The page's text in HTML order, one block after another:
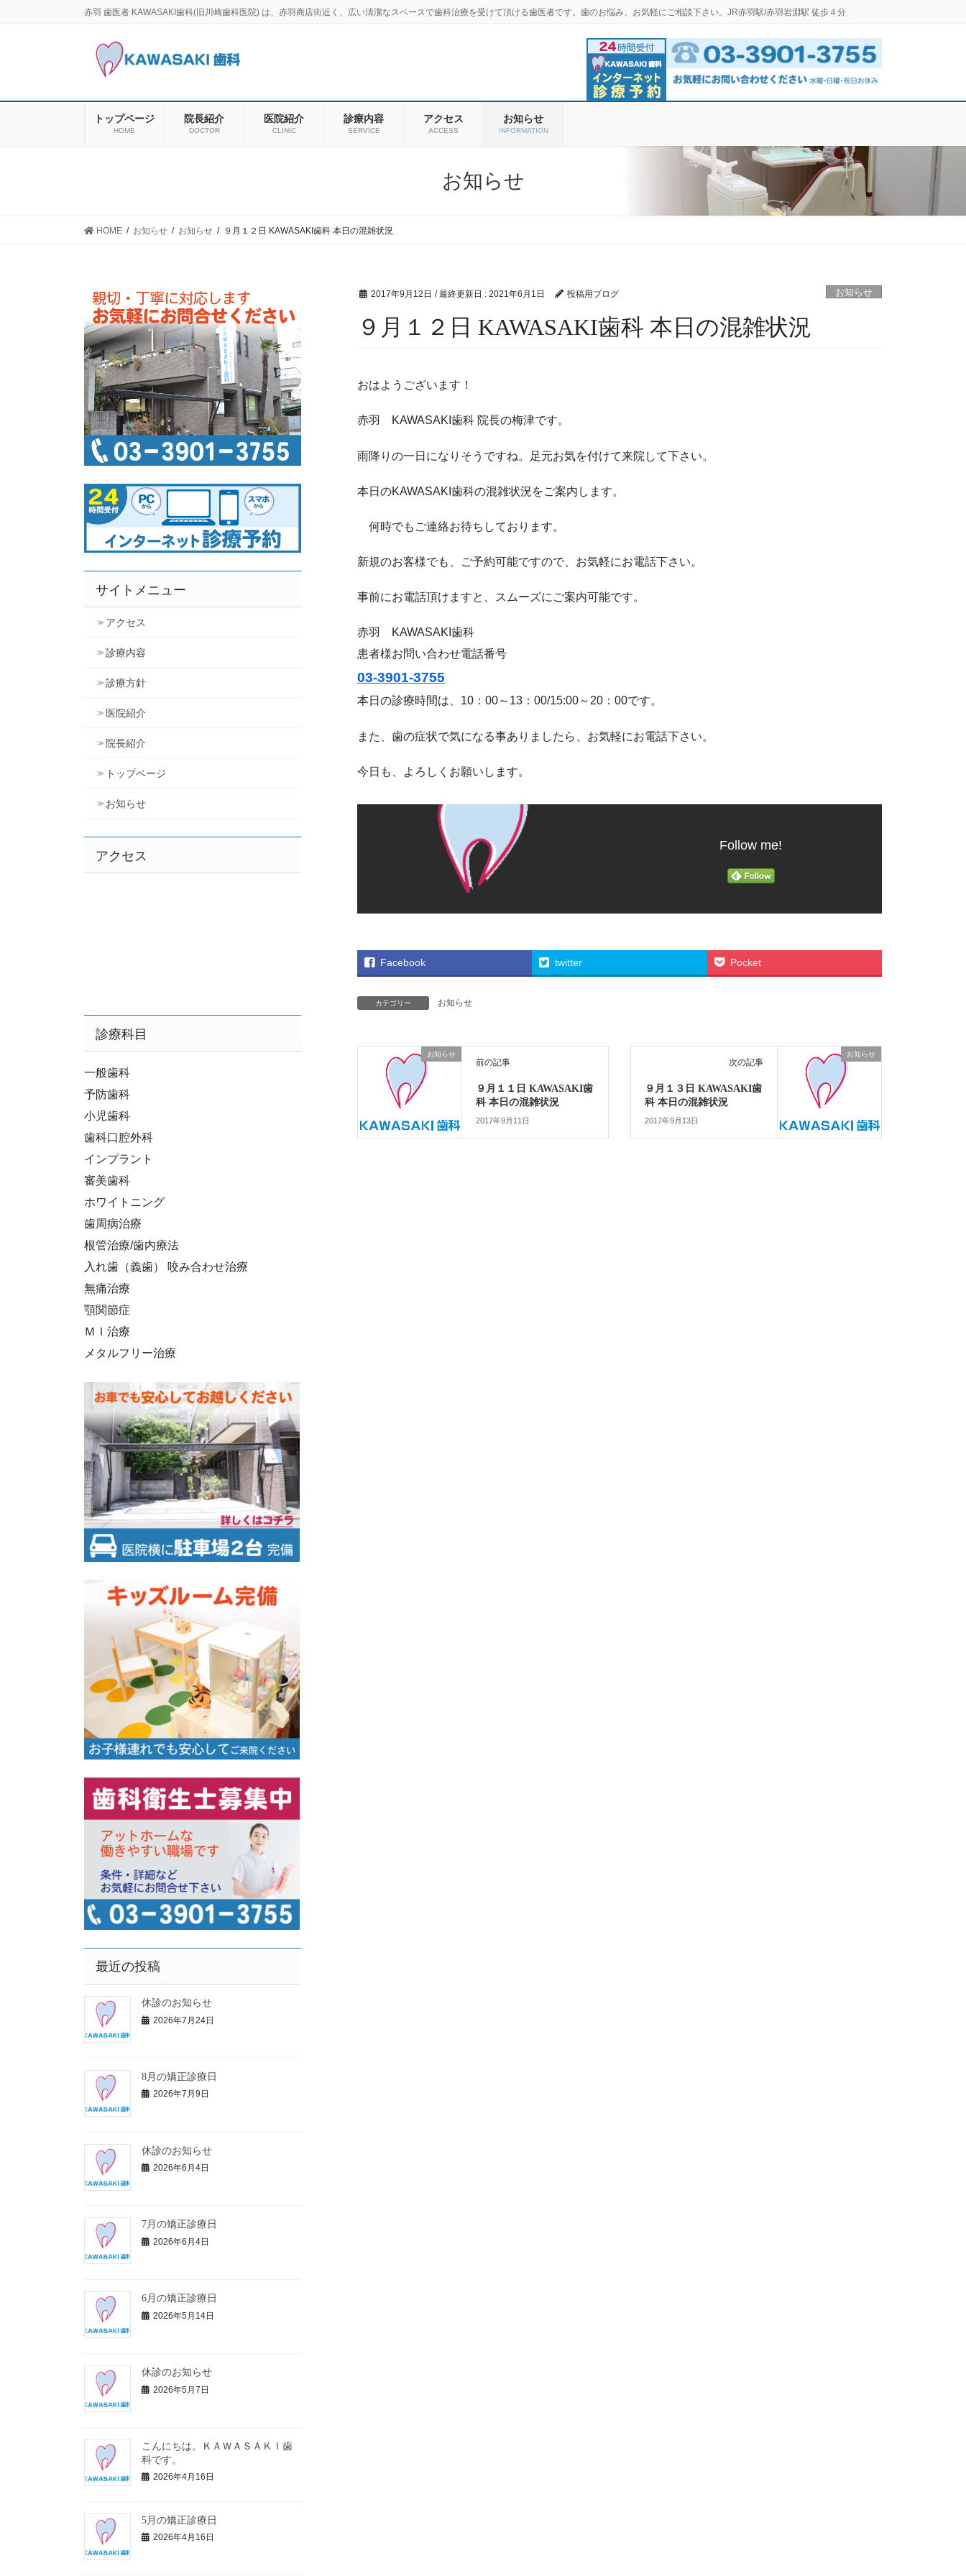
赤羽 歯医者 KAWASAKI歯科(旧川崎歯科医院) は、赤羽商店街近く、広い清潔なスペースで歯科治療を受けて頂ける歯医者です。歯のお悩み、お気軽にご相談下さい。JR赤羽駅/赤羽岩淵駅 徒歩４分
トップページ
HOME
院長紹介
DOCTOR
医院紹介
CLINIC
診療内容
SERVICE
アクセス
ACCESS
お知らせ
INFORMATION
お知らせ
HOME お知らせ お知らせ ９月１２日 KAWASAKI歯科 本日の混雑状況
2017年9月12日 / 最終更新日 : 2021年6月1日 投稿用ブログ お知らせ
９月１２日 KAWASAKI歯科 本日の混雑状況
おはようございます！
赤羽 KAWASAKI歯科 院長の梅津です。
雨降りの一日になりそうですね。足元お気を付けて来院して下さい。
本日のKAWASAKI歯科の混雑状況をご案内します。
何時でもご連絡お待ちしております。
新規のお客様でも、ご予約可能ですので、お気軽にお電話下さい。
事前にお電話頂けますと、スムーズにご案内可能です。
赤羽 KAWASAKI歯科
患者様お問い合わせ電話番号
03-3901-3755
本日の診療時間は、10：00～13：00/15:00～20：00です。
また、歯の症状で気になる事ありましたら、お気軽にお電話下さい。
今日も、よろしくお願いします。
Follow me!
Facebook twitter Pocket
カテゴリー お知らせ
お知らせ
前の記事
９月１１日 KAWASAKI歯
科 本日の混雑状況
2017年9月11日
お知らせ
次の記事
９月１３日 KAWASAKI歯
科 本日の混雑状況
2017年9月13日
サイトメニュー
アクセス
診療内容
診療方針
医院紹介
院長紹介
トップページ
お知らせ
アクセス
診療科目
一般歯科
予防歯科
小児歯科
歯科口腔外科
インプラント
審美歯科
ホワイトニング
歯周病治療
根管治療/歯内療法
入れ歯（義歯） 咬み合わせ治療
無痛治療
顎関節症
ＭＩ治療
メタルフリー治療
最近の投稿
休診のお知らせ
2026年7月24日
8月の矯正診療日
2026年7月9日
休診のお知らせ
2026年6月4日
7月の矯正診療日
2026年6月4日
6月の矯正診療日
2026年5月14日
休診のお知らせ
2026年5月7日
こんにちは。ＫＡＷＡＳＡＫＩ歯
科です。
2026年4月16日
5月の矯正診療日
2026年4月16日